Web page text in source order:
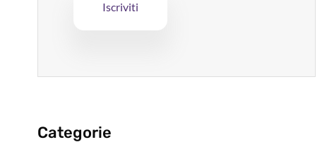
Categorie